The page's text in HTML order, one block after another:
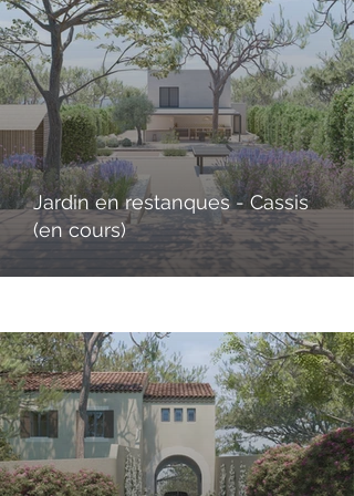
Jardin en restanques - Cassis
(en cours)